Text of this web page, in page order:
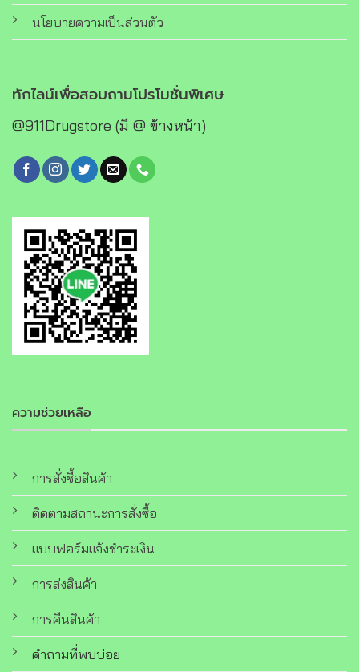
นโยบายความเป็นส่วนตัว
ความช่วยเหลือ
การสั่งซื้อสินค้า
ติดตามสถานะการสั่งซื้อ
แบบฟอร์มแจ้งชำระเงิน
การส่งสินค้า
การคืนสินค้า
คำถามที่พบบ่อย
ทักไลน์เพื่อสอบถามโปรโมชั่นพิเศษ
@911Drugstore (มี @ ข้างหน้า)